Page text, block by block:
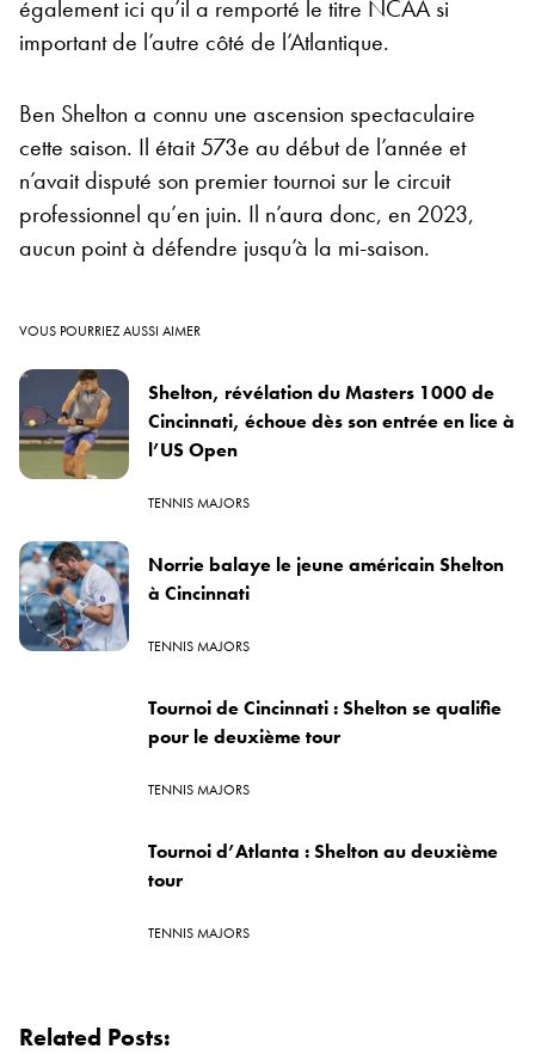
également ici qu’il a remporté le titre NCAA si
important de l’autre côté de l’Atlantique.
Ben Shelton a connu une ascension spectaculaire
cette saison. Il était 573e au début de l’année et
n’avait disputé son premier tournoi sur le circuit
professionnel qu’en juin. Il n’aura donc, en 2023,
aucun point à défendre jusqu’à la mi-saison.
VOUS POURRIEZ AUSSI AIMER
Shelton, révélation du Masters 1000 de
Cincinnati, échoue dès son entrée en lice à
l’US Open
TENNIS MAJORS
Norrie balaye le jeune américain Shelton
à Cincinnati
TENNIS MAJORS
Tournoi de Cincinnati : Shelton se qualifie
pour le deuxième tour
TENNIS MAJORS
Tournoi d’Atlanta : Shelton au deuxième
tour
TENNIS MAJORS
Related Posts: